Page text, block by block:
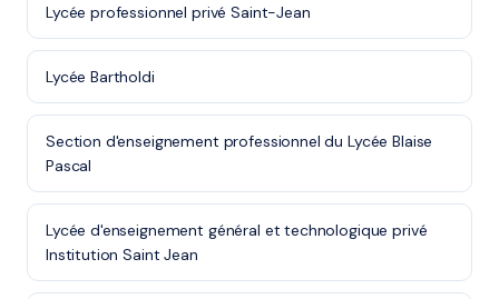
Lycée professionnel privé Saint-Jean
Lycée Bartholdi
Section d'enseignement professionnel du Lycée Blaise
Pascal
Lycée d'enseignement général et technologique privé
Institution Saint Jean